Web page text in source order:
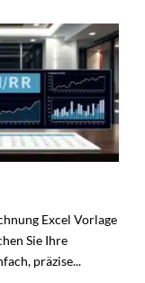
Excel Vorlage
Sie Ihre
präzise...